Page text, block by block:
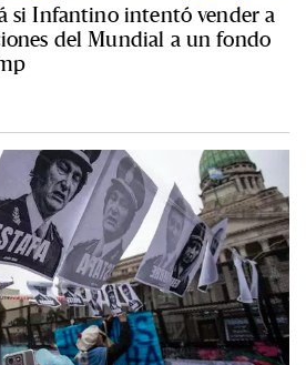
si Infantino intentó vender a
del Mundial a un fondo